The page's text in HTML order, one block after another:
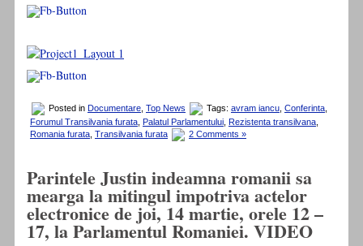
Posted in Documentare Top News Tags: avram iancu Conferinta
Forumul Transilvania furata
Palatul Parlamentului Rezistenta transilvana
Romania furata Transilvania furata 2 Comments »
Parintele Justin indeamna romanii sa
mearga la mitingul impotriva actelor
electronice de joi, 14 martie, orele 12 –
17, la Parlamentul Romaniei. VIDEO